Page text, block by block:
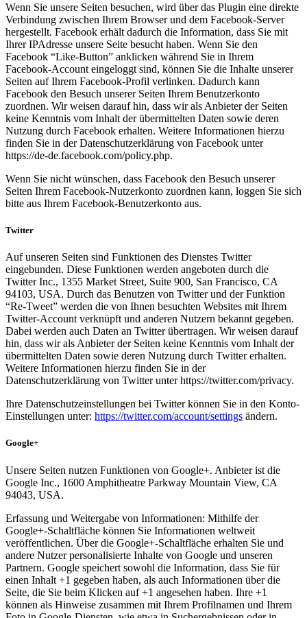
Wenn Sie unsere Seiten besuchen, wird über das Plugin eine direkte
Verbindung zwischen Ihrem Browser und dem Facebook-Server
hergestellt. Facebook erhält dadurch die Information, dass Sie mit
Ihrer IPAdresse unsere Seite besucht haben. Wenn Sie den
Facebook “Like-Button” anklicken während Sie in Ihrem
Facebook-Account eingeloggt sind, können Sie die Inhalte unserer
Seiten auf Ihrem Facebook-Profil verlinken. Dadurch kann
Facebook den Besuch unserer Seiten Ihrem Benutzerkonto
zuordnen. Wir weisen darauf hin, dass wir als Anbieter der Seiten
keine Kenntnis vom Inhalt der übermittelten Daten sowie deren
Nutzung durch Facebook erhalten. Weitere Informationen hierzu
finden Sie in der Datenschutzerklärung von Facebook unter
https://de-de.facebook.com/policy.php.
Wenn Sie nicht wünschen, dass Facebook den Besuch unserer
Seiten Ihrem Facebook-Nutzerkonto zuordnen kann, loggen Sie sich
bitte aus Ihrem Facebook-Benutzerkonto aus.
Twitter
Auf unseren Seiten sind Funktionen des Dienstes Twitter
eingebunden. Diese Funktionen werden angeboten durch die
Twitter Inc., 1355 Market Street, Suite 900, San Francisco, CA
94103, USA. Durch das Benutzen von Twitter und der Funktion
“Re-Tweet” werden die von Ihnen besuchten Websites mit Ihrem
Twitter-Account verknüpft und anderen Nutzern bekannt gegeben.
Dabei werden auch Daten an Twitter übertragen. Wir weisen darauf
hin, dass wir als Anbieter der Seiten keine Kenntnis vom Inhalt der
übermittelten Daten sowie deren Nutzung durch Twitter erhalten.
Weitere Informationen hierzu finden Sie in der
Datenschutzerklärung von Twitter unter https://twitter.com/privacy.
Ihre Datenschutzeinstellungen bei Twitter können Sie in den Konto-
Einstellungen unter: https://twitter.com/account/settings ändern.
Google+
Unsere Seiten nutzen Funktionen von Google+. Anbieter ist die
Google Inc., 1600 Amphitheatre Parkway Mountain View, CA
94043, USA.
Erfassung und Weitergabe von Informationen: Mithilfe der
Google+-Schaltfläche können Sie Informationen weltweit
veröffentlichen. Über die Google+-Schaltfläche erhalten Sie und
andere Nutzer personalisierte Inhalte von Google und unseren
Partnern. Google speichert sowohl die Information, dass Sie für
einen Inhalt +1 gegeben haben, als auch Informationen über die
Seite, die Sie beim Klicken auf +1 angesehen haben. Ihre +1
können als Hinweise zusammen mit Ihrem Profilnamen und Ihrem